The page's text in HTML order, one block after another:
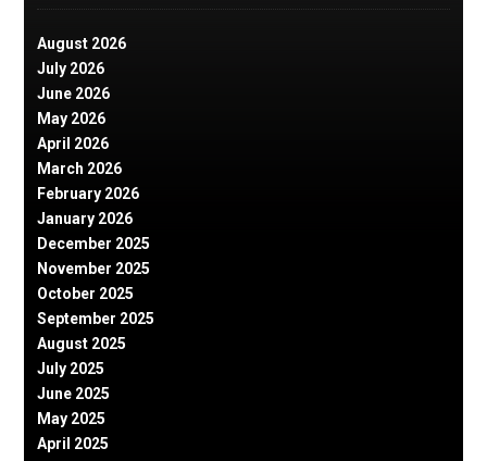
August 2026
July 2026
June 2026
May 2026
April 2026
March 2026
February 2026
January 2026
December 2025
November 2025
October 2025
September 2025
August 2025
July 2025
June 2025
May 2025
April 2025